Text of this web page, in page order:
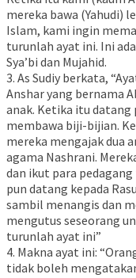
mereka bawa (Yahudi)
Islam, kami ingin
turunlah ayat ini. Ini
Sya’bi dan Mujahid.
3. As Sudiy berkata,
Anshar yang bernama
anak. Ketika itu datang
membawa biji-bijian.
mereka mengajak dua
agama Nashrani.
dan ikut para
pun datang kepada
sambil menangis dan
mengutus seseorang
turunlah ayat ini”
4. Makna ayat ini:
tidak boleh